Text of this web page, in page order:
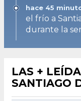
hace 45
el frío a
durante la
LAS +
SANTIAGO